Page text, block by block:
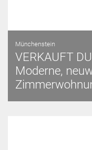
Münchenstein
VERKAUFT
Moderne,